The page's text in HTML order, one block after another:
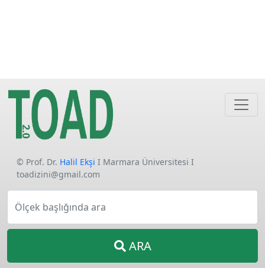
© Prof. Dr. Halil Ekşi I Marmara Üniversitesi I
toadizini@gmail.com
Ölçek başlığında ara
ARA